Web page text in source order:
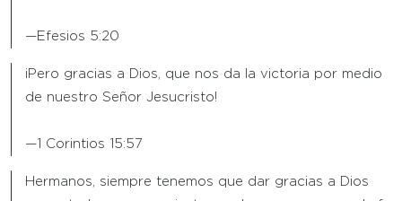
—Efesios 5:20
¡Pero gracias a Dios, que nos da la victoria por medio
de nuestro Señor Jesucristo!
—1 Corintios 15:57
Hermanos, siempre tenemos que dar gracias a Dios